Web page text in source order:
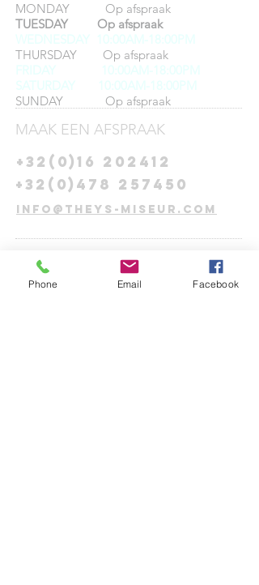
MONDAY Op afspraak
TUESDAY Op afspraak
THURSDAY Op afspraak
SUNDAY Op afspraak
+32(0)16 202412
MAAK EEN AFSPRAAK
+32(0)478 257450
info@theys-miseur.com
CONNECT​
US:​​Phone Email Facebook